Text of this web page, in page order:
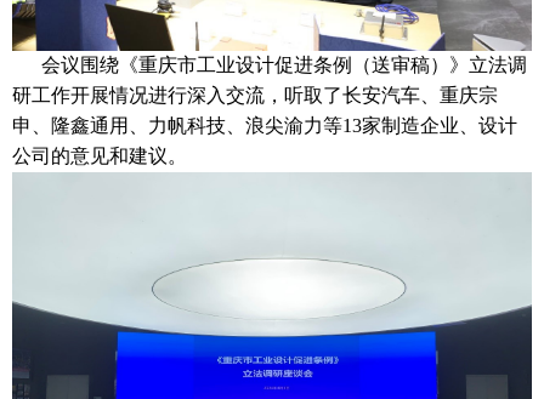
会议围绕《重庆市工业设计促进条例（送审稿）》立法调
研工作开展情况进行深入交流，听取了长安汽车、重庆宗
申、隆鑫通用、力帆科技、浪尖渝力等13家制造企业、设计
公司的意见和建议。